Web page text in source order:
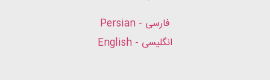
فارسی - Persian
انگلیسی - English